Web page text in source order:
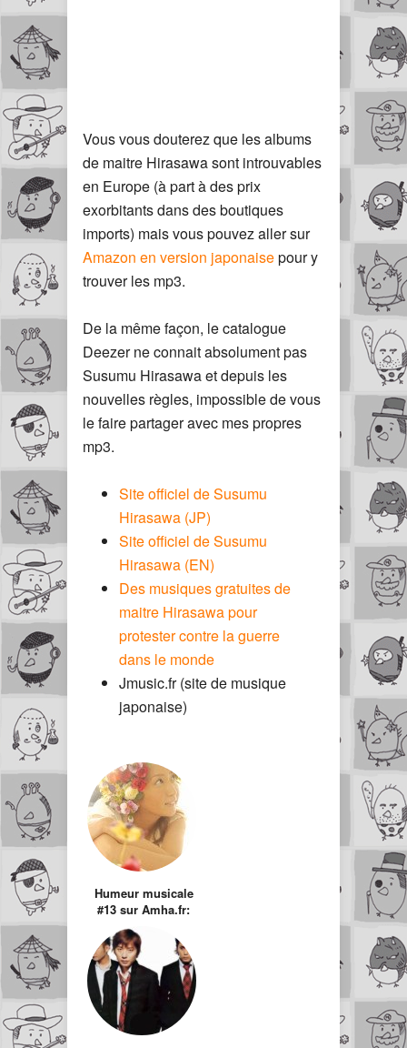
Vous vous douterez que les albums
de maitre Hirasawa sont introuvables
en Europe (à part à des prix
exorbitants dans des boutiques
imports) mais vous pouvez aller sur
Amazon en version japonaisepour y
trouver les mp3.
De la même façon, le catalogue
Deezer ne connait absolument pas
Susumu Hirasawa et depuis les
nouvelles règles, impossible de vous
le faire partager avec mes propres
mp3.
Site officiel de Susumu
Hirasawa (JP)
Site officiel de Susumu
Hirasawa (EN)
Des musiques gratuites de
maitre Hirasawa pour
protester contre la guerre
dans le monde
Jmusic.fr (site de musique
japonaise)
Humeur musicale
#13 sur Amha.fr:
Kokia